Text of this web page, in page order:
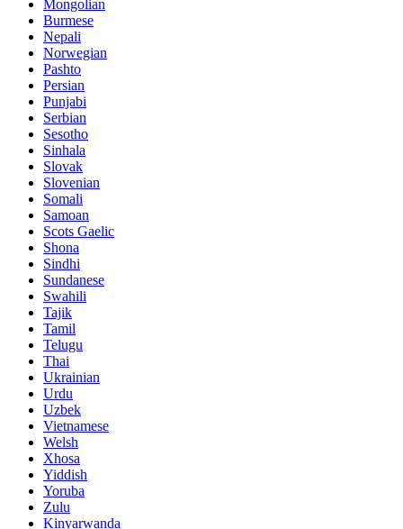
Mongolian
Burmese
Nepali
Norwegian
Pashto
Persian
Punjabi
Serbian
Sesotho
Sinhala
Slovak
Slovenian
Somali
Samoan
Scots Gaelic
Shona
Sindhi
Sundanese
Swahili
Tajik
Tamil
Telugu
Thai
Ukrainian
Urdu
Uzbek
Vietnamese
Welsh
Xhosa
Yiddish
Yoruba
Zulu
Kinyarwanda